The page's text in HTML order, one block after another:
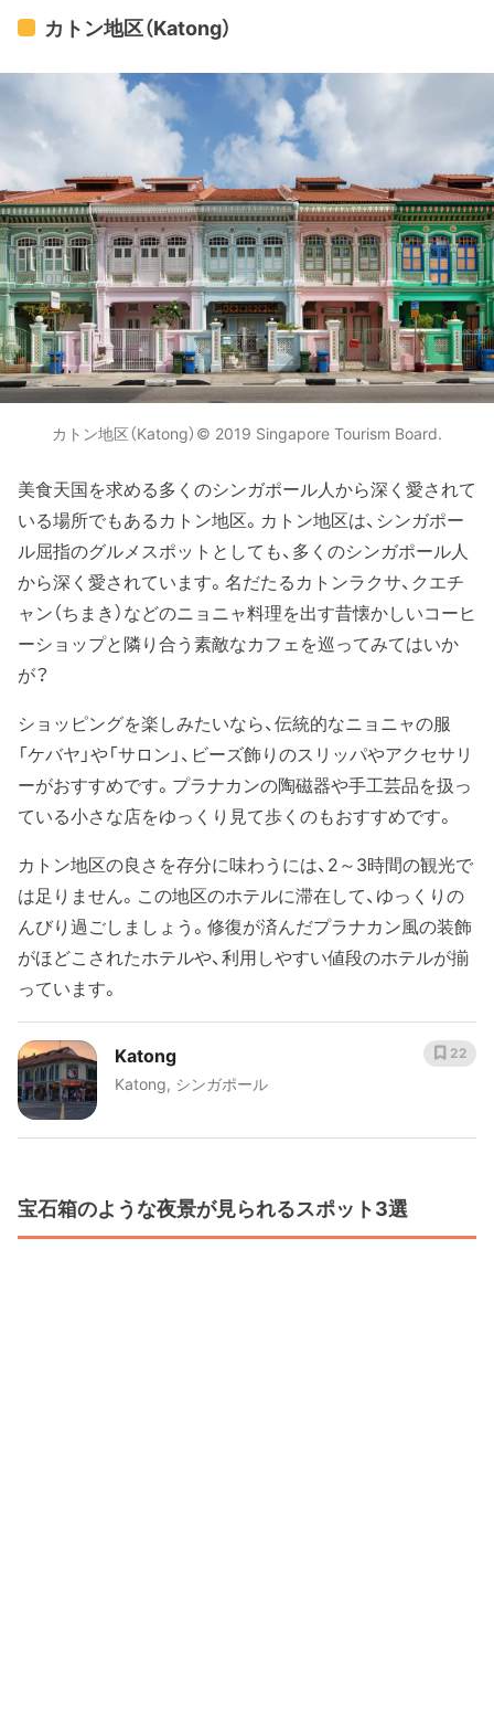
カトン地区（Katong）
カトン地区（Katong）© 2019 Singapore Tourism Board.
美食天国を求める多くのシンガポール人から深く愛されて
いる場所でもあるカトン地区。カトン地区は、シンガポー
ル屈指のグルメスポットとしても、多くのシンガポール人
から深く愛されています。名だたるカトンラクサ、クエチ
ャン（ちまき）などのニョニャ料理を出す昔懐かしいコーヒ
ーショップと隣り合う素敵なカフェを巡ってみてはいか
が？
ショッピングを楽しみたいなら、伝統的なニョニャの服
「ケバヤ」や「サロン」、ビーズ飾りのスリッパやアクセサリ
ーがおすすめです。プラナカンの陶磁器や手工芸品を扱っ
ている小さな店をゆっくり見て歩くのもおすすめです。
カトン地区の良さを存分に味わうには、2～3時間の観光で
は足りません。この地区のホテルに滞在して、ゆっくりの
んびり過ごしましょう。修復が済んだプラナカン風の装飾
がほどこされたホテルや、利用しやすい値段のホテルが揃
っています。
Katong
Katong, シンガポール
22
宝石箱のような夜景が見られるスポット3選